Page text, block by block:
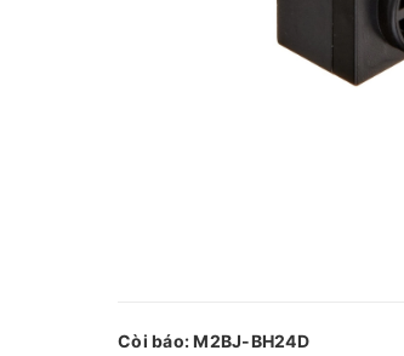
Còi báo: M2BJ-BH24D